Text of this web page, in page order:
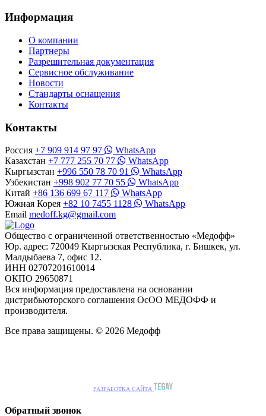
Информация
О компании
Партнеры
Разрешительная документация
Сервисное обслуживание
Новости
Стандарты оснащения
Контакты
Контакты
Россия +7 909 914 97 97
WhatsApp
Казахстан +7 777 255 70 77
WhatsApp
Кыргызстан +996 550 78 70 91
WhatsApp
Узбекистан +998 902 77 70 55
WhatsApp
Китай +86 136 699 67 117
WhatsApp
Южная Корея +82 10 7455 1128
WhatsApp
Email medoff.kg@gmail.com
Общество с ограниченной ответственностью «Медофф»
Юр. адрес: 720049 Кыргызская Республика, г. Бишкек, ул.
Малдыбаева 7, офис 12.
ИНН 02707201610014
ОКПО 29650871
Вся информация предоставлена на основании
дистрибьюторского соглашения ОсОО МЕДОФФ и
производителя.
Все права защищены. © 2026 Медофф
РАЗРАБОТКА САЙТА
Обратный звонок